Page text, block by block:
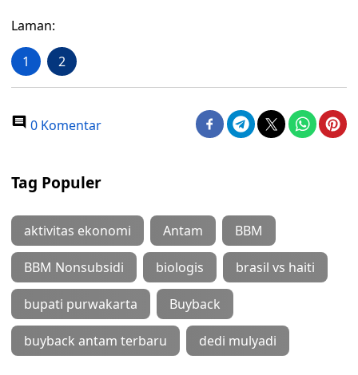
Laman:
1 2
0 Komentar
Tag Populer
aktivitas ekonomi Antam BBM
BBM Nonsubsidi biologis brasil vs haiti
bupati purwakarta Buyback
buyback antam terbaru dedi mulyadi